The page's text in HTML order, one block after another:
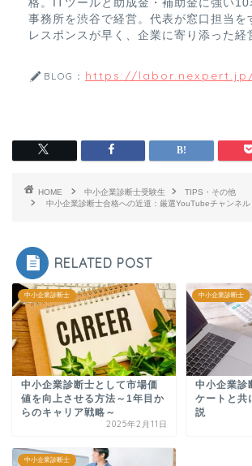
格。ITツールと助成金・補助金に強い
事務所を渋谷で経営。代表が窓口担当を
レスポンスが早く、企業に寄り添った経
BLOG： https://
HOME 中小企業診断士受験生
TIPS・その他
中小企業診断士合格への近道：厳選YouTubeチャンネ
RELATED POST
中小企業診断士
中小企業診断士として市場価
値を向上させる方法～1年目か
らのキャリア戦略～
2025年2月11日
中小企業診断士
中小企業診
ケートと共
説
中小企業診断士